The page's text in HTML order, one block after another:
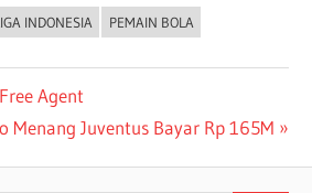
INDONESIA PEMAIN BOLA
Agent
Menang Juventus Bayar Rp 165M